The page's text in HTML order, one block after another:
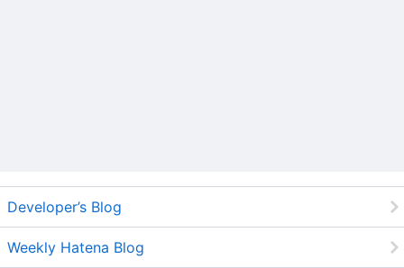
Developer’s Blog
Weekly Hatena Blog